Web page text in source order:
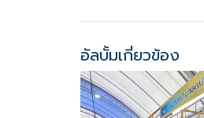
อัลบั้มเกี่ยวข้อง